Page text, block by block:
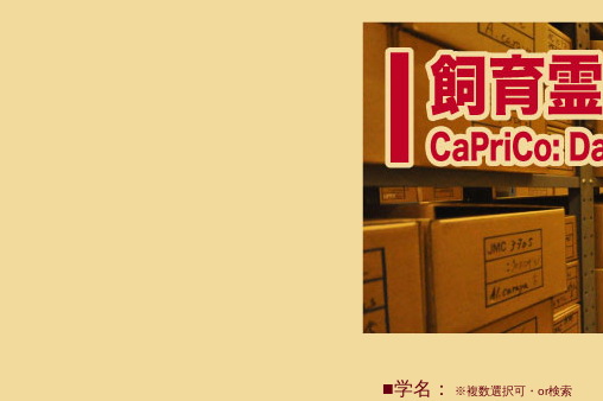
■学名： ※複数選択可・or検索